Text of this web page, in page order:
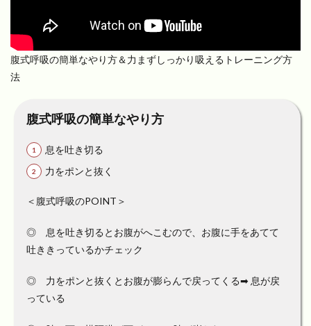
腹式呼吸の簡単なやり方＆力まずしっかり吸えるトレーニング方
法
腹式呼吸の簡単なやり方
息を吐き切る
力をポンと抜く
＜腹式呼吸のPOINT＞
◎ 息を吐き切るとお腹がへこむので、お腹に手をあてて
吐ききっているかチェック
◎ 力をポンと抜くとお腹が膨らんで戻ってくる➡︎ 息が戻
っている